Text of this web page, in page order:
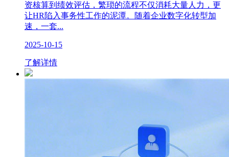
资核算到绩效评估，繁琐的流程不仅消耗大量人力，更
让HR陷入事务性工作的泥潭。随着企业数字化转型加
速，一套...
2025-10-15
了解详情